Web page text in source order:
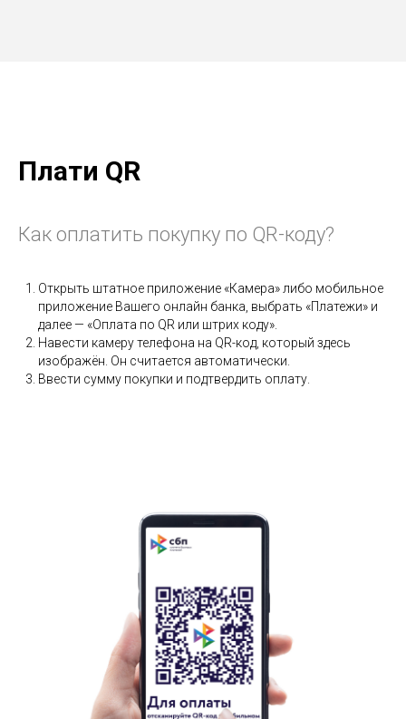
Плати QR
Как оплатить покупку по QR-коду?
Открыть штатное приложение «Камера» либо мобильное
приложение Вашего онлайн банка, выбрать «Платежи» и
далее — «Оплата по QR или штрих коду».
Навести камеру телефона на QR-код, который здесь
изображён. Он считается автоматически.
Ввести сумму покупки и подтвердить оплату.